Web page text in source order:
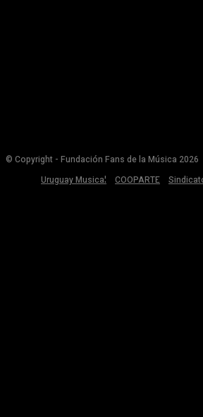
© Copyright - Fundación Fans de la Música 2026
Uruguay Musical
COOPARTE